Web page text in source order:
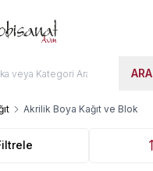
ARA
Akrilik Boya Kağıt ve Blok